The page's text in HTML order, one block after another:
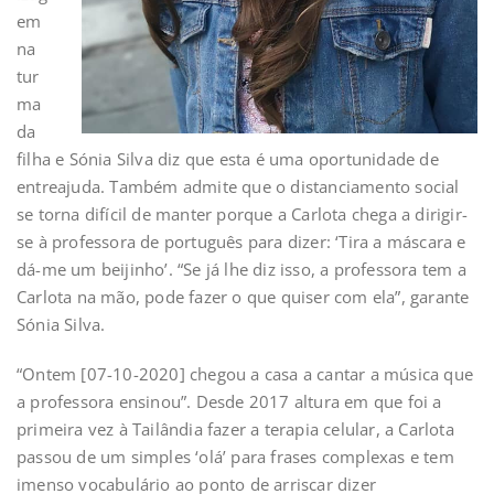
em
na
tur
ma
da
filha e Sónia Silva diz que esta é uma oportunidade de
entreajuda. Também admite que o distanciamento social
se torna difícil de manter porque a Carlota chega a dirigir-
se à professora de português para dizer: ‘Tira a máscara e
dá-me um beijinho’. “Se já lhe diz isso, a professora tem a
Carlota na mão, pode fazer o que quiser com ela”, garante
Sónia Silva.
“Ontem [07-10-2020] chegou a casa a cantar a música que
a professora ensinou”. Desde 2017 altura em que foi a
primeira vez à Tailândia fazer a terapia celular, a Carlota
passou de um simples ‘olá’ para frases complexas e tem
imenso vocabulário ao ponto de arriscar dizer